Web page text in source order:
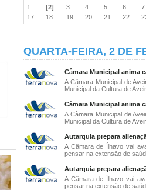
1
[2] 3 4 5 6
17
18 19 20 21 22
QUARTA-FEIRA, 2 DE
Câmara Municipal anima
A Câmara Municipal de
Municipal da Cultura de
Câmara Municipal anima
A Câmara Municipal de
Municipal da Cultura de
Autarquia prepara
A Câmara de Ílhavo vai
pensar na extensão de
Autarquia prepara
A Câmara de Ílhavo vai
pensar na extensão de